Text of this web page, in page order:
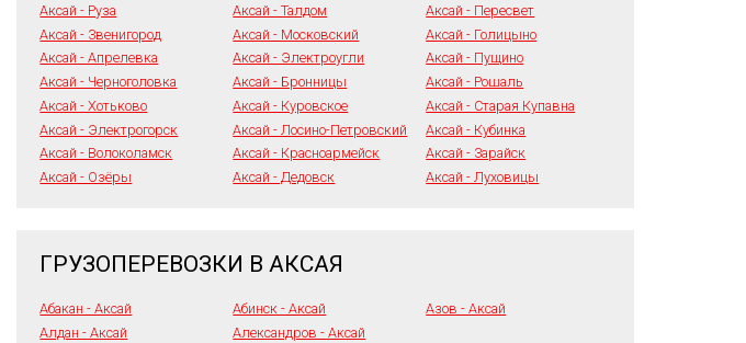
Аксай - Руза
Аксай - Талдом
Аксай - Пересвет
Аксай - Звенигород
Аксай - Московский
Аксай - Голицыно
Аксай - Апрелевка
Аксай - Электроугли
Аксай - Пущино
Аксай - Черноголовка
Аксай - Бронницы
Аксай - Рошаль
Аксай - Хотьково
Аксай - Куровское
Аксай - Старая Купавна
Аксай - Электрогорск
Аксай - Лосино-Петровский
Аксай - Кубинка
Аксай - Волоколамск
Аксай - Красноармейск
Аксай - Зарайск
Аксай - Озёры
Аксай - Дедовск Аксай - Луховицы
ГРУЗОПЕРЕВОЗКИ В АКСАЯ
Абакан - Аксай Абинск - Аксай
Азов - Аксай
Алдан - Аксай
Александров - Аксай